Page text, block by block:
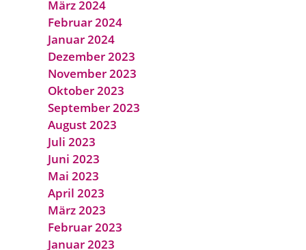
März 2024
Februar 2024
Januar 2024
Dezember 2023
November 2023
Oktober 2023
September 2023
August 2023
Juli 2023
Juni 2023
Mai 2023
April 2023
März 2023
Februar 2023
Januar 2023